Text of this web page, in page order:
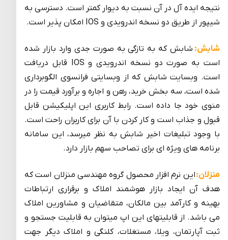
نتیجه ایده آل در آن نسبت به دیوار کمتر است. دسترسی به
شیپور از طریق دو نسخه اندرویدی و IOS امکان پذیر است.
شابش: شابش که به تازگی به صورت جدی وارد بازار شده
است به صورت دو نسخه اندرویدی و IOS قابل دریافت
است. وبسایت شابش که از وبسایتی فرانسوی الگوبرداری
شده است، سه بخش خرید، رهن و اجاره و برآورد قیمت را در
منوی خود جا داده است. رابط کاربری این اپلیکیشن قابل
قبول و جذاب است و کار کردن با آن برای کاربران راحت است.
با وجود تبلیغات اخیر شابش به نظر میرسد، این سامانه
برنامه های ویژه ای برای تصاحب سهم بازار دارد.
منزلان:این نرم افزار محصول گروه مهندسی منزلان است که
هدف آن ایجاد بازار هوشمند املاک و برقراری ارتباطات
بهینه و کارآمد بین مالکان، متقاضیان و مشاورین املاک
می باشد. از قابلیتهای این اپ میتوان به قابلیت جستجو و
ثبت آپارتمان، ویلا، مستغلات، کلنگی و املاک دیگر جهت